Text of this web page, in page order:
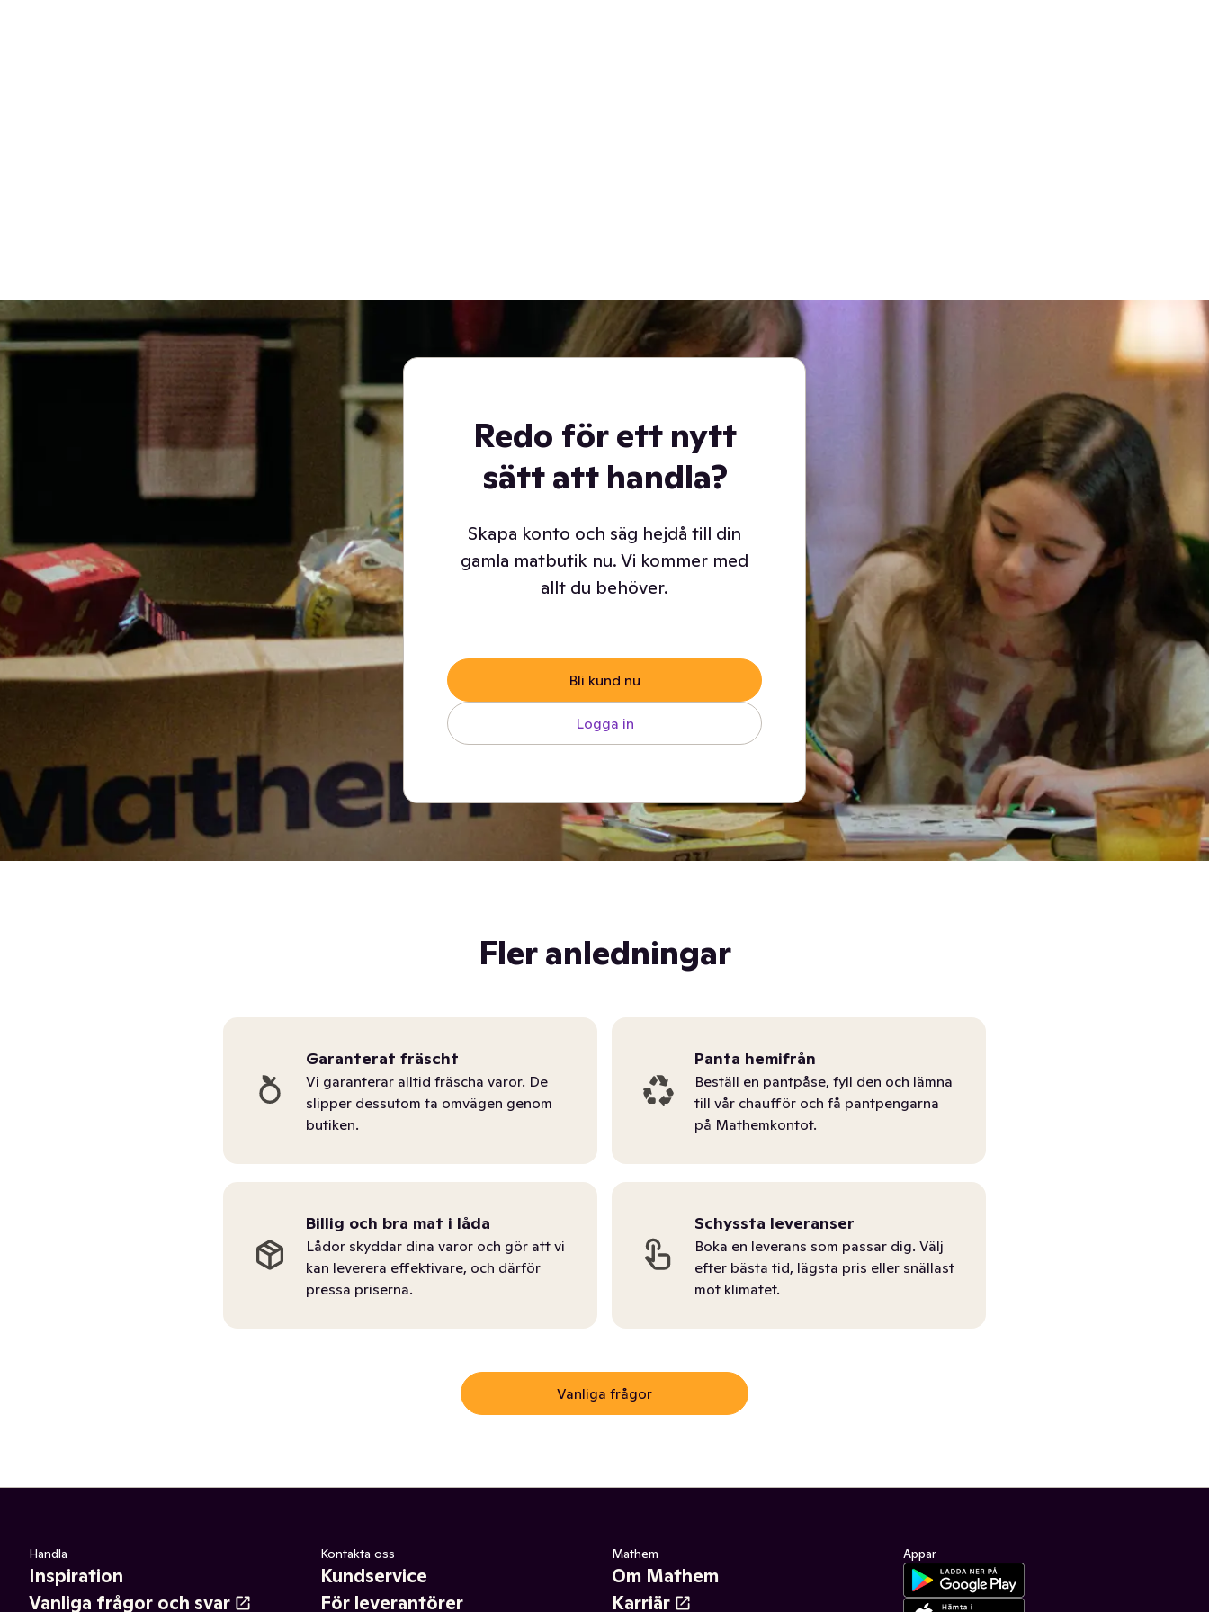
Redo för ett nytt
sätt att handla?
Skapa konto och säg hejdå till din
gamla matbutik nu. Vi kommer med
allt du behöver.
Bli kund nu
Logga in
Fler anledningar
Garanterat fräscht
Vi garanterar alltid fräscha varor. De
slipper dessutom ta omvägen genom
butiken.
Panta hemifrån
Beställ en pantpåse, fyll den och lämna
till vår chaufför och få pantpengarna
på Mathemkontot.
Billig och bra mat i låda
Lådor skyddar dina varor och gör att vi
kan leverera effektivare, och därför
pressa priserna.
Schyssta leveranser
Boka en leverans som passar dig. Välj
efter bästa tid, lägsta pris eller snällast
mot klimatet.
Vanliga frågor
Handla
Inspiration
Vanliga frågor och svar
Kontakta oss
Kundservice
För leverantörer
Mathem
Om Mathem
Karriär
Appar